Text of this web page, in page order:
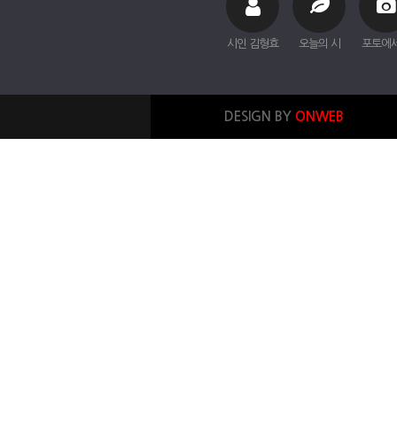
시인 김형효 오늘의 시 포토에
DESIGN BY ONWEB